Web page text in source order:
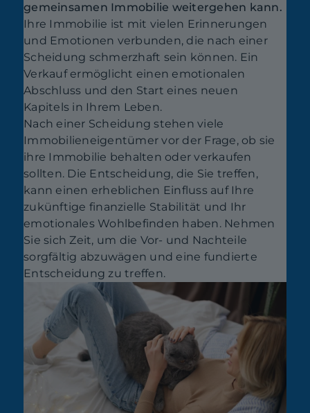
gemeinsamen Immobilie weitergehen kann.
Ihre Immobilie ist mit vielen Erinnerungen
und Emotionen verbunden, die nach einer
Scheidung schmerzhaft sein können. Ein
Verkauf ermöglicht einen emotionalen
Abschluss und den Start eines neuen
Kapitels in Ihrem Leben.
Nach einer Scheidung stehen viele
Immobilieneigentümer vor der Frage, ob sie
ihre Immobilie behalten oder verkaufen
sollten. Die Entscheidung, die Sie treffen,
kann einen erheblichen Einfluss auf Ihre
zukünftige finanzielle Stabilität und Ihr
emotionales Wohlbefinden haben. Nehmen
Sie sich Zeit, um die Vor- und Nachteile
sorgfältig abzuwägen und eine fundierte
Entscheidung zu treffen.